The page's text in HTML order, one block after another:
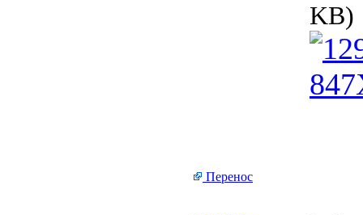
KB)
Перенос